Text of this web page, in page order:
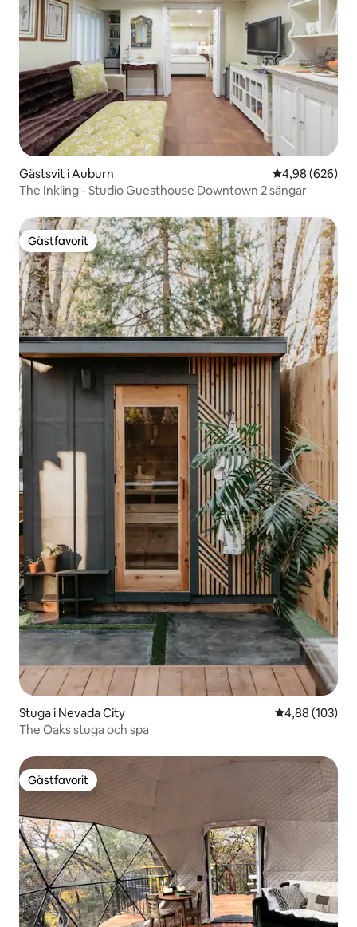
Gästsvit i Auburn 4,98 av 5 i
4,98 (626)
The Inkling - Studio Guesthouse Downtown 2 sängar
Gästfavorit
Gästfavorit
Stuga i Nevada City 4,88 av 5 i
4,88 (103)
The Oaks stuga och spa
Gästfavorit
Gästfavorit